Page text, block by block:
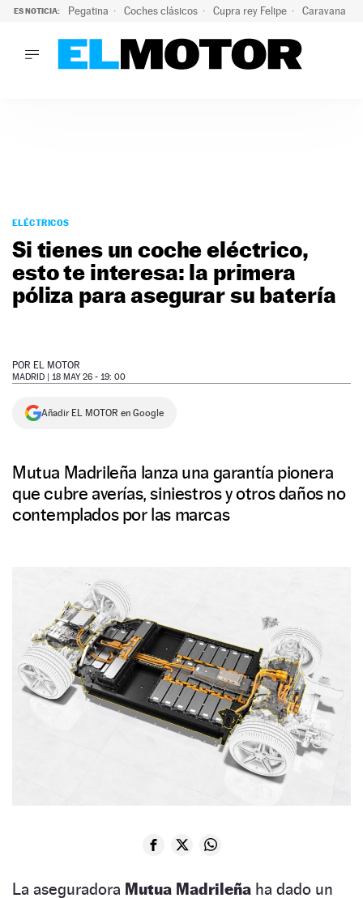
ES NOTICIA: Pegatina Coches clásicos Cupra rey Felipe Caravana
PODCAST
MOTOS
TECNOLOGÍA
SUPERCOCHES
MOTORTV
NEWSLETTER
ELÉCTRICOS
Si tienes un coche eléctrico,
esto te interesa: la primera
póliza para asegurar su batería
POR EL MOTOR
MADRID | 18 MAY 26 - 19: 00
Añadir EL MOTOR en Google
Mutua Madrileña lanza una garantía pionera
que cubre averías, siniestros y otros daños no
contemplados por las marcas
La aseguradora Mutua Madrileña ha dado un